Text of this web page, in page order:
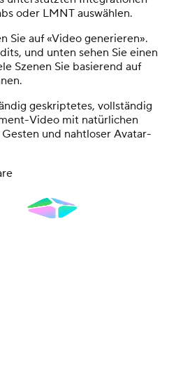
oder LMNT auswählen.
Sie auf «Video generieren».
und unten sehen Sie einen
Szenen Sie basierend auf
geskriptetes, vollständig
Video mit natürlichen
und nahtloser Avatar-